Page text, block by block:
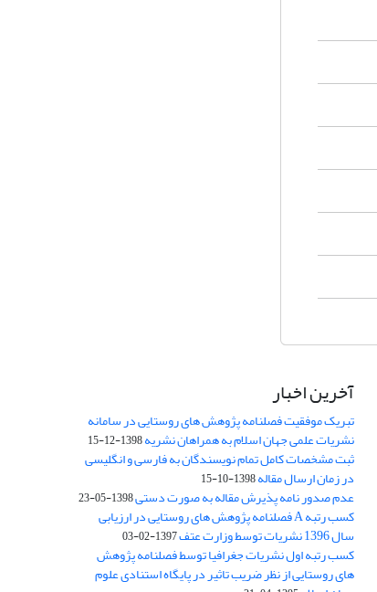
آخرین اخبار
تبریک موفقیت فصلنامه پژوهش های روستایی در سامانه
نشریات علمی جهان اسلام به همراهان نشریه1398-12-15
ثبت مشخصات کامل تمام نویسندگان به فارسی و انگلیسی
در زمان ارسال مقاله1398-10-15
عدم صدور نامه پذیرش مقاله به صورت دستی1398-05-23
کسب رتبه A فصلنامه پژوهش های روستایی در ارزیابی
سال 1396 نشریات توسط وزارت عتف 1397-02-03
کسب رتبه اول نشریات جغرافیا توسط فصلنامه پژوهش
های روستایی از نظر ضریب تاثیر در پایگاه استنادی علوم